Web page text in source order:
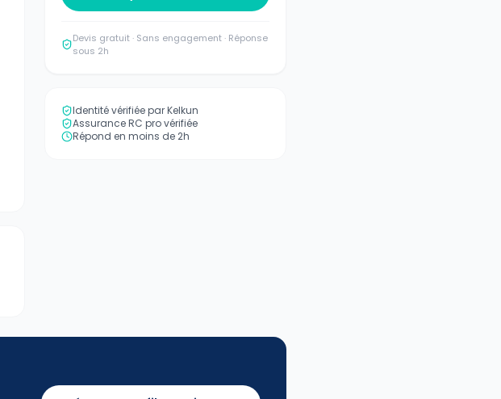
Devis gratuit · Sans engagement · Réponse
sous 2h
Identité vérifiée par Kelkun
Assurance RC pro vérifiée
Répond en moins de 2h